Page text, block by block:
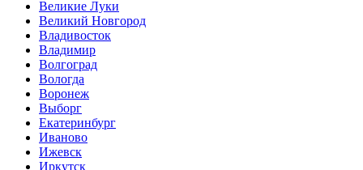
Великие Луки
Великий Новгород
Владивосток
Владимир
Волгоград
Вологда
Воронеж
Выборг
Екатеринбург
Иваново
Ижевск
Иркутск